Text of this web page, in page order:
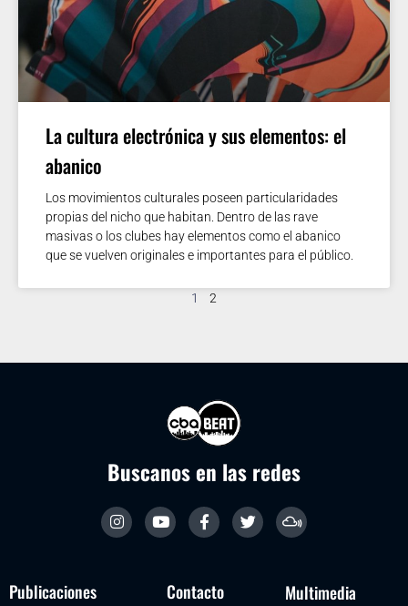
La cultura electrónica y sus elementos: el
abanico
Los movimientos culturales poseen particularidades
propias del nicho que habitan. Dentro de las rave
masivas o los clubes hay elementos como el abanico
que se vuelven originales e importantes para el público.
1 2
Buscanos en las redes
Publicaciones Contacto Multimedia